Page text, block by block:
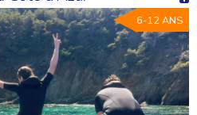
6-12 ANS